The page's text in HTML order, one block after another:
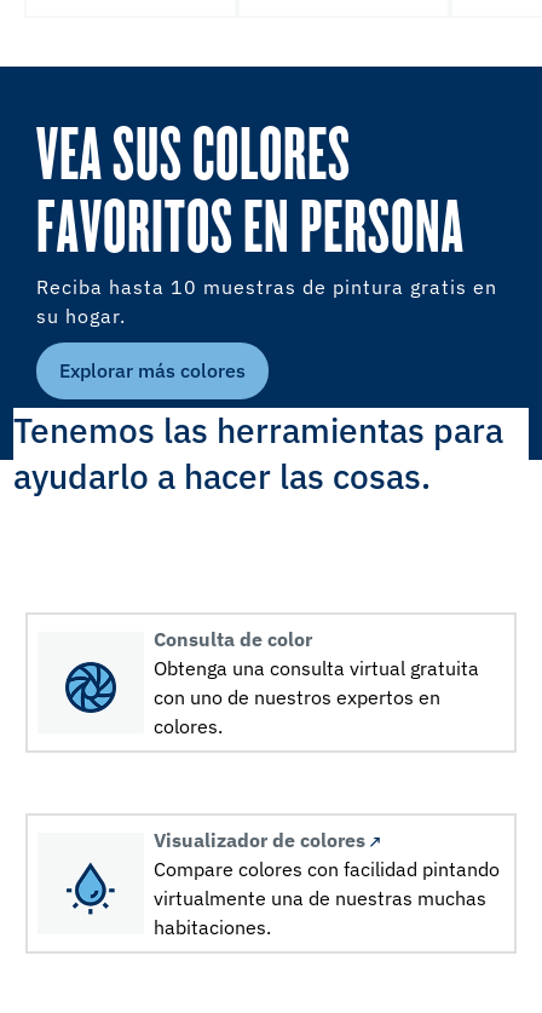
VEA SUS COLORES
FAVORITOS EN PERSONA
Reciba hasta 10 muestras de pintura gratis en
su hogar.
Explorar más colores
Tenemos las herramientas para
ayudarlo a hacer las cosas.
Consulta de color
Obtenga una consulta virtual gratuita
con uno de nuestros expertos en
colores.
Visualizador de colores
Compare colores con facilidad pintando
virtualmente una de nuestras muchas
habitaciones.